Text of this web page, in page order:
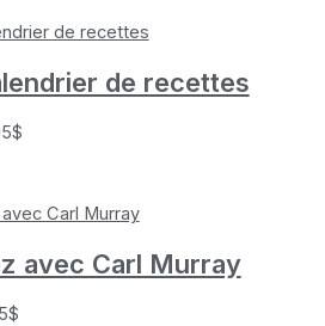
de recettes
$
avec Carl Murray
$